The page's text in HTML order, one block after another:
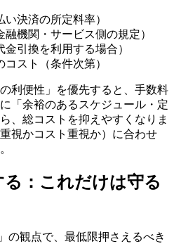
決済の所定料率）
機関・サービス側の規定）
引換を利用する場合）
スト（条件次第）
利便性」を優先すると、手数料
「余裕のあるスケジュール・定
、総コストを抑えやすくなりま
視かコスト重視か）に合わせ
：これだけは守る
」の観点で、最低限押さえるべき